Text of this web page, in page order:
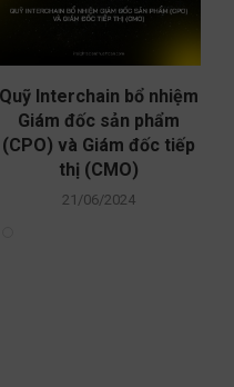
Quỹ Interchain bổ nhiệm
Giám đốc sản phẩm
(CPO) và Giám đốc tiếp
thị (CMO)
21/06/2024